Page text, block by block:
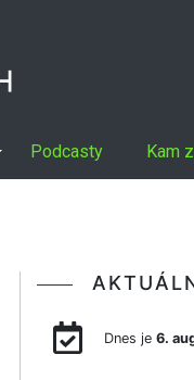
Podcasty Kam
Dnes je 6.